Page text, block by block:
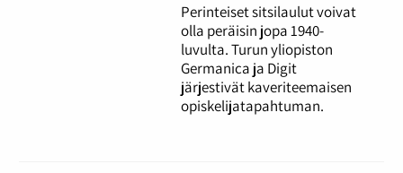
Perinteiset sitsilaulut voivat
olla peräisin jopa 1940-
luvulta. Turun yliopiston
Germanica ja Digit
järjestivät kaveriteemaisen
opiskelijatapahtuman.